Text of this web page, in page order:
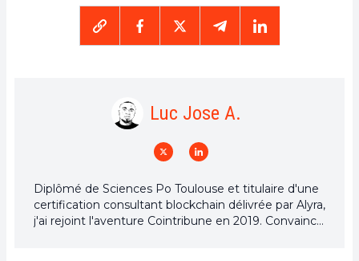
Luc Jose A.
Diplômé de Sciences Po Toulouse et titulaire d'une
certification consultant blockchain délivrée par Alyra,
j'ai rejoint l'aventure Cointribune en 2019. Convaincu